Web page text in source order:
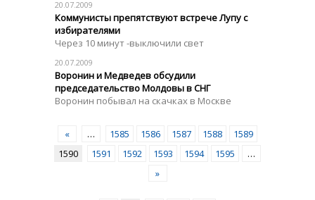
20.07.2009
Коммунисты препятствуют встрече Лупу с
избирателями
Через 10 минут -выключили свет
20.07.2009
Воронин и Медведев обсудили
председательство Молдовы в СНГ
Воронин побывал на скачках в Москве
« … 1585 1586 1587 1588
1589
1590
1591 1592 1593 1594 1595
…
»